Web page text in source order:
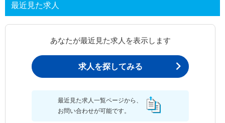
最近見た求人
あなたが最近見た求人を表示します
求人を探してみる
最近見た求人一覧ページから、
お問い合わせが可能です。